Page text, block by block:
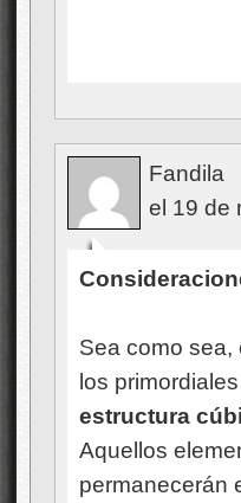
Fandila
el 19 de
Sea como sea,
los
estructura
Aquellos
permanecerán